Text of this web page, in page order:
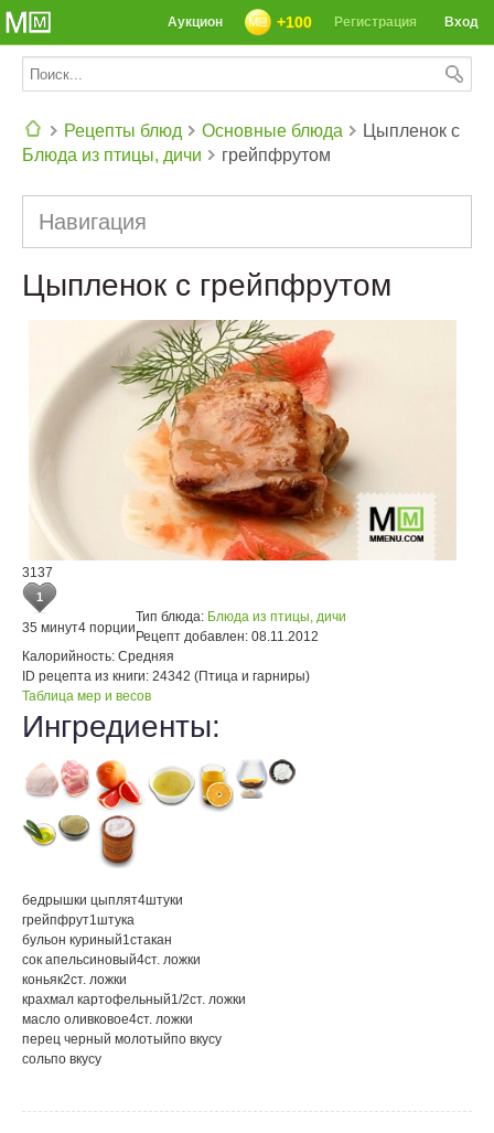
Вход
Регистрация
+100
Аукцион
Рецепты блюд
Основные блюда
Блюда из птицы, дичи
Цыпленок с
грейпфрутом
Навигация
Цыпленок с грейпфрутом
3137
1
35 минут4 порции
Тип блюда: Блюда из птицы, дичи
Рецепт добавлен: 08.11.2012
Калорийность: Средняя
ID рецепта из книги: 24342 (Птица и гарниры)
Таблица мер и весов
Ингредиенты:
бедрышки цыплят4штуки
грейпфрут1штука
бульон куриный1стакан
сок апельсиновый4ст. ложки
коньяк2ст. ложки
крахмал картофельный1/2ст. ложки
масло оливковое4ст. ложки
перец черный молотыйпо вкусу
сольпо вкусу